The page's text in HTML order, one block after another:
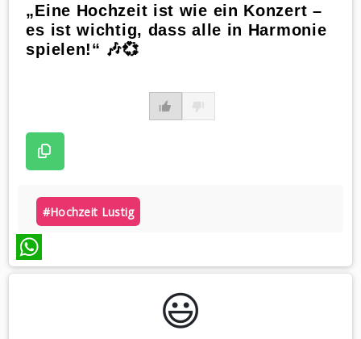
„Eine Hochzeit ist wie ein Konzert –
es ist wichtig, dass alle in Harmonie
spielen!“ 🎶💞
#hochzeit Lustig
WhatsApp
😃️